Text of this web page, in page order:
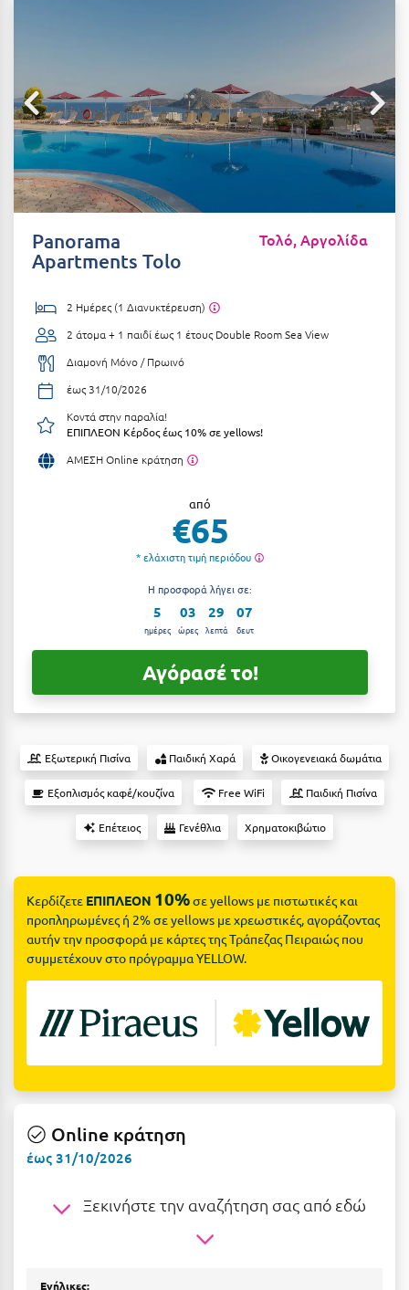
Αλισσός Αχαΐας
Αλόννησος
Αμαλιάδα
Αμάρυνθος
Αμφίκλεια
Άνδρος
Αντίπαρος
Αράχωβα
Αργολίδα
Αριδαία
Αχαΐα
Βansko
Βυτίνα
Γ
Γαλαξiδι
Γλυφάδα
Δ
Δελφοί
Διακοπτό
Πρωινό
Ημιδιατροφή
Ημιδιατροφή + Ποτά
Πλήρης Διατροφή
Ένα Γεύμα
ΤΎΠΟΣ ΚΑΤΑΛΎΜΑΤΟΣ
Ξενοδοχεία 1 Αστέρι
Ξενοδοχεία 2 Αστέρων
Ξενοδοχεία 3 Αστέρων
Ξενοδοχεία 4 Αστέρων
Ενοικιαζόμενα Δωμάτια
Boutique Hotels
Ξενώνες
Camping
Δες όλες τις προσφορές
Δες όλα τα πακέτα διακοπών
Panorama
Apartments Tolo
Τολό, Αργολίδα
2 Ημέρες (1 Διανυκτέρευση)
2 άτομα + 1 παιδί έως 1 έτους Double Room Sea View
Διαμονή Μόνο / Πρωινό
έως 31/10/2026
Κοντά στην παραλία!
ΕΠΙΠΛΕΟΝ Κέρδος έως 10% σε yellows!
ΑΜΕΣΗ Online κράτηση
από
€65
* ελάχιστη τιμή περιόδου
Η προσφορά λήγει σε:
5
ημέρες
03
ώρες
29
λεπτά
06
δευτ
Αγόρασέ το!
Εξωτερική Πισίνα Παιδική Χαρά Οικογενειακά δωμάτια
Εξοπλισμός καφέ/κουζίνα Free WiFi Παιδική Πισίνα
Επέτειος Γενέθλια Χρηματοκιβώτιο
Κερδίζετε ΕΠΙΠΛΕΟΝ 10%σε yellows με πιστωτικές και
προπληρωμένες ή 2% σε yellows με χρεωστικές, αγοράζοντας
αυτήν την προσφορά με κάρτες της Τράπεζας Πειραιώς που
συμμετέχουν στο πρόγραμμα YELLOW.
Online κράτηση
έως 31/10/2026
Ξεκινήστε την αναζήτηση σας από εδώ
Ενήλικες: